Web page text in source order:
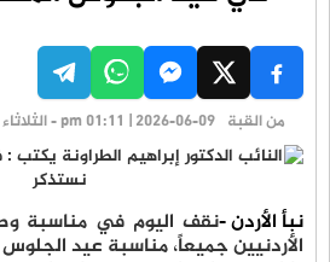
من القبة pm 01:11 | 2026-06-09 - الثلاثاء
نبأ الأردن -نقف اليوم في مناسبة
الأردنيين جميعاً، مناسبة عيد